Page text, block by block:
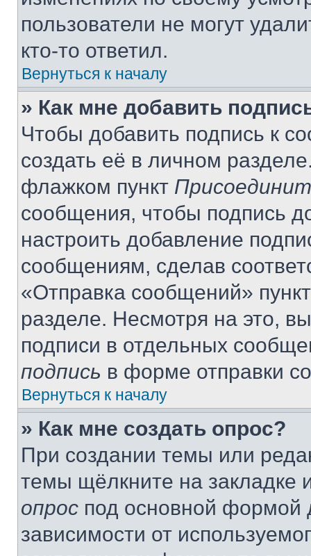
пользователи не могут
кто-то ответил.
Вернуться к началу
» Как мне добавить
Чтобы добавить подпись к
создать её в личном
флажком пункт
сообщения, чтобы подпись
настроить добавление
сообщениям, сделав
«Отправка сообщений»
разделе. Несмотря на это,
подписи в отдельных
подпись в форме отправки
Вернуться к началу
» Как мне создать опрос?
При создании темы или
темы щёлкните на
опрос под основной формой
зависимости от